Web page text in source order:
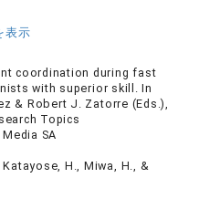
表示
coordination during fast
with superior skill. In
& Robert J. Zatorre (Eds.),
Topics
SA
Katayose, H., Miwa, H., &